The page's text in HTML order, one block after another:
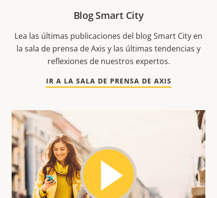
Blog Smart City
Lea las últimas publicaciones del blog Smart City en
la sala de prensa de Axis y las últimas tendencias y
reflexiones de nuestros expertos.
IR A LA SALA DE PRENSA DE AXIS